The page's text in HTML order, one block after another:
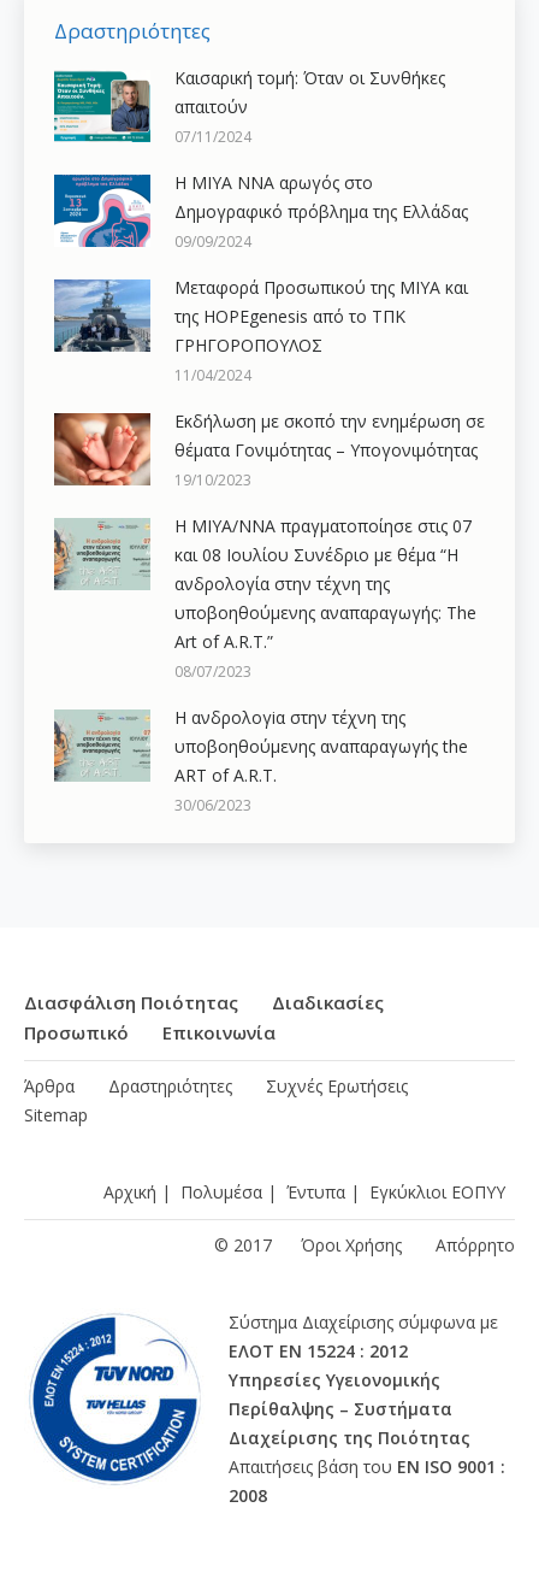
Δραστηριότητες
Καισαρική τομή: Όταν οι Συνθήκες
απαιτούν
07/11/2024
H ΜΙΥΑ ΝΝΑ αρωγός στο
Δημογραφικό πρόβλημα της Ελλάδας
09/09/2024
Μεταφορά Προσωπικού της ΜΙΥΑ και
της HOPEgenesis από το ΤΠΚ
ΓΡΗΓΟΡΟΠΟΥΛΟΣ
11/04/2024
Εκδήλωση με σκοπό την ενημέρωση σε
θέματα Γονιμότητας – Υπογονιμότητας
19/10/2023
Η ΜΙΥΑ/ΝΝΑ πραγματοποίησε στις 07
και 08 Ιουλίου Συνέδριο με θέμα “Η
ανδρολογία στην τέχνη της
υποβοηθούμενης αναπαραγωγής: The
Art of A.R.T.”
08/07/2023
Η ανδρολογiα στην τέχνη της
υποβοηθούμενης αναπαραγωγής the
ART of A.R.T.
30/06/2023
Διασφάλιση Ποιότητας
Διαδικασίες
Προσωπικό
Επικοινωνία
Άρθρα Δραστηριότητες
Συχνές Ερωτήσεις
Sitemap
Αρχική | Πολυμέσα | Έντυπα | Εγκύκλιοι ΕΟΠΥΥ
© 2017 Όροι Χρήσης Απόρρητο
Σύστημα Διαχείρισης σύμφωνα με
ΕΛΟΤ ΕΝ 15224 : 2012
Υπηρεσίες Υγειονομικής
Περίθαλψης – Συστήματα
Διαχείρισης της Ποιότητας
Απαιτήσεις βάση του ΕΝ ISO 9001 :
2008